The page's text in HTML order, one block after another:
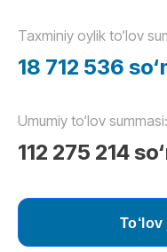
Taxminiy oylik to‘lov
18 712 536
Umumiy to‘lov summasi:
112 275 214